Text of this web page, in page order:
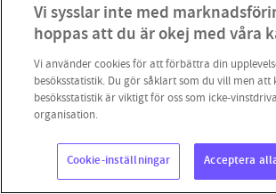
Copyright 2023 © Supermiljöbloggen
Stötta vårt arbete genom att swisha
1231368703
Läs vad vi vill göra
Vi sysslar inte med
hoppas att du är okej med våra
Vi använder cookies för att förbättra din
besöksstatistik. Du gör såklart som du vill men att
besöksstatistik är viktigt för oss som icke-
organisation.
Cookie-inställningar Acceptera